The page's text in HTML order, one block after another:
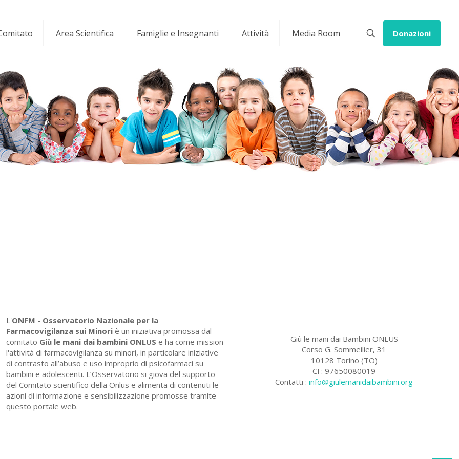
Area Scientifica Famiglie e Insegnanti Attività Media Room Donazioni
L'ONFM - Osservatorio Nazionale per la
Farmacovigilanza sui Minori è un iniziativa promossa dal
comitato Giù le mani dai bambini ONLUS e ha come mission
l'attività di farmacovigilanza su minori, in particolare iniziative
di contrasto all’abuso e uso improprio di psicofarmaci su
bambini e adolescenti. L’Osservatorio si giova del supporto
del Comitato scientifico della Onlus e alimenta di contenuti le
azioni di informazione e sensibilizzazione promosse tramite
questo portale web.
Giù le mani dai Bambini ONLUS
Corso G. Sommeilier, 31
10128 Torino (TO)
CF: 97650080019
Contatti :info@giulemanidaibambini.org